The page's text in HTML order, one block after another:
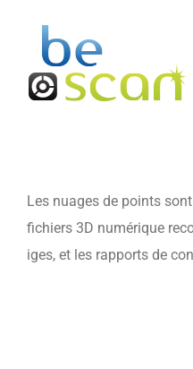
contenu
Les nuages de points
fichiers 3D numérique
iges, et les rapports de